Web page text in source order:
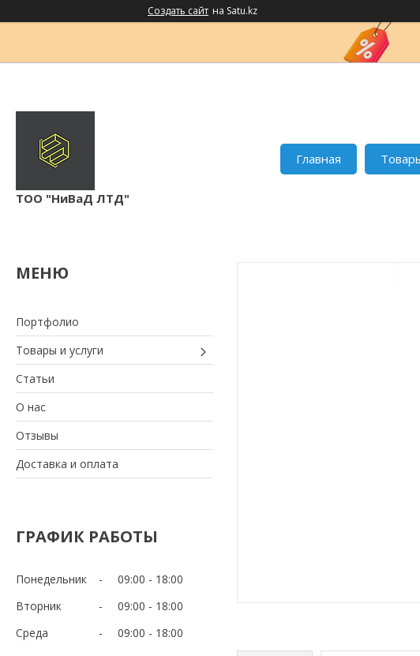
Создать сайт на Satu.kz
ТОО "НиВаД ЛТД"
Главная
Портфолио
Товары и услуги
Статьи
О нас
Отзывы
Доставка и оплата
ГРАФИК РАБОТЫ
Понедельник 09:00
18:00
Вторник
09:00
18:00
Среда
09:00
18:00